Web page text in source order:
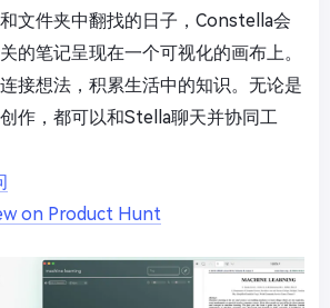
和文件夹中翻找的日子，Constella会
的笔记呈现在一个可视化的画布上。
接想法，积累生活中的知识。无论是
作，都可以和Stella聊天并协同工
on Product Hunt